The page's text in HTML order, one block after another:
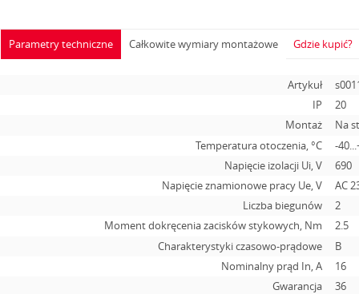
Parametry techniczne
Artykuł
IP
20
Montaż
Na
Temperatura otoczenia, °С
-
Napięcie izolacji Ui, V
690
Napięcie znamionowe pracy Ue, V
AC
Liczba biegunów
2
Moment dokręcenia zacisków stykowych, Nm
2.5
Charakterystyki czasowo-prądowe
B
Nominalny prąd In, А
16
Gwarancja
36
Całkowite wymiary montażowe Gdzie kupić?